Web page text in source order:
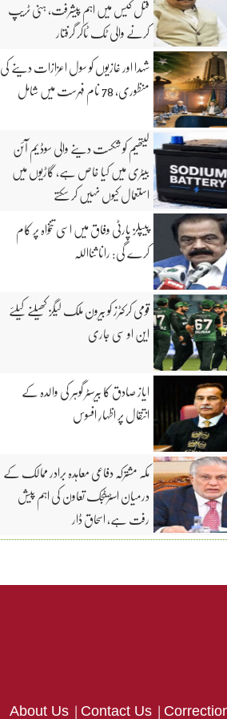
قتل کیس میں اہم پیشرفت، ہنی ٹریپ
کرنے والی ٹک ٹاکر گرفتار
شہدا اور غازیوں کو سول اعزازات دینے کی
منظوری، 78 نام فہرست میں شامل
لیتھیم کو شکست دینے والی سوڈیم آئن
بیٹری میں کیا خاص ہے، گاڑیوں میں
استعمال کیوں نہیں کر سکتے
پیپلز پارٹی وفاق میں اسی تنخواہ پر کام
کرے گی: رانا ثنااللہ
قومی کرکٹرز کو بیرون ملک لیگز کھیلنے کیلئے
این او سی جاری
ایاز صادق کا بیرسٹر گوہر کی والدہ کے
انتقال پر اظہارِ افسوس
مکہ مشترکہ دفاعی معاہدہ برادر ممالک کے
درمیان اسٹریٹجک تعاون کی اہم پیش
رفت ہے، اسحاق ڈار
About Us | Contact Us |